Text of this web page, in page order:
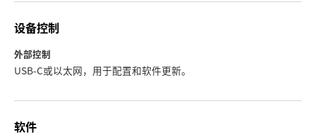
设备控制
外部控制
USB-C或以太网，用于配置和软件更新。
软件